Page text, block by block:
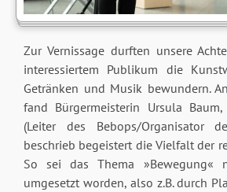
Zur Vernissage durften unsere
interessiertem Publikum die
Getränken und Musik bewundern.
fand Bürgermeisterin Ursula
(Leiter des Bebops/Organisator
beschrieb begeistert die Vielfalt der
So sei das Thema »Bewegung«
umgesetzt worden, also z.B. durch